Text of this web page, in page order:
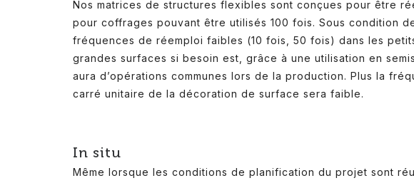
Nos matrices de structures flexibles sont conçues pour être
pour coffrages pouvant être utilisés 100 fois. Sous condition
fréquences de réemploi faibles (10 fois, 50 fois) dans les
grandes surfaces si besoin est, grâce à une utilisation en
aura d’opérations communes lors de la production. Plus la
carré unitaire de la décoration de surface sera faible.
In situ
Même lorsque les conditions de planification du projet sont